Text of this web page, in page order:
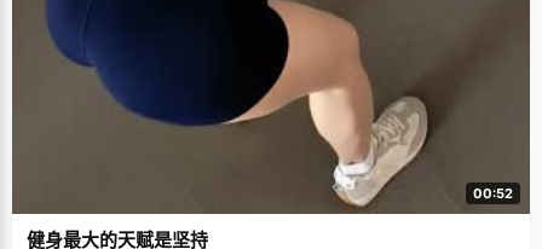
00:52
健身最大的天赋是坚持